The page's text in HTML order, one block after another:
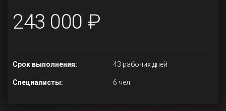
243 000 ₽
Срок выполнения: 43 рабочих дней
Специалисты: 6 чел.